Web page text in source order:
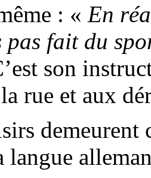
: « En
pas fait du
son
rue et aux
demeurent
langue